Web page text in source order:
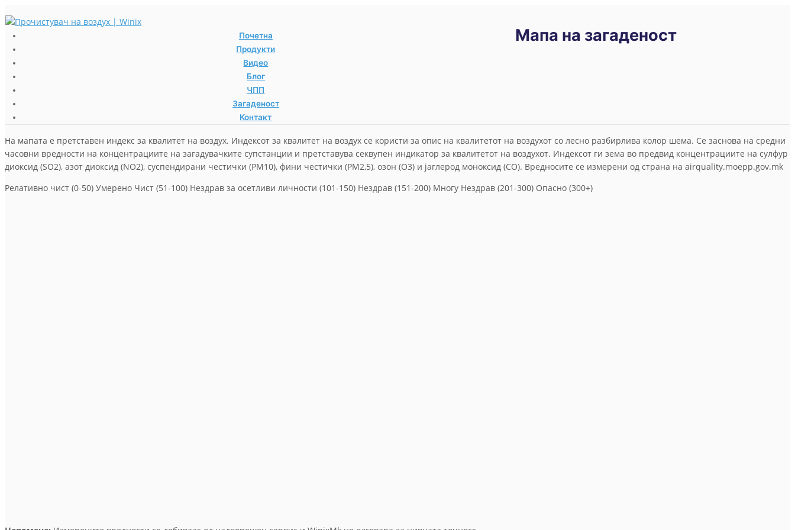
Почетна
Продукти
Видео
Блог
ЧПП
Загаденост
Контакт
Мапа на загаденост
На мапата е претставен индекс за квалитет на воздух. Индексот за квалитет на воздух се користи за опис на квалитетот на воздухот со лесно разбирлива колор шема. Се заснова на средни
часовни вредности на концентрациите на загадувачките супстанции и претставува секвупен индикатор за квалитетот на воздухот. Индексот ги зема во предвид концентрациите на сулфур
диоксид (SO2), азот диоксид (NO2), суспендирани честички (PM10), фини честички (PM2,5), озон (O3) и јаглерод моноксид (CO). Вредносите се измерени од страна на airquality.moepp.gov.mk
Релативно чист (0-50) Умерено Чист (51-100) Нездрав за осетливи личности (101-150) Нездрав (151-200) Многу Нездрав (201-300) Опасно (300+)